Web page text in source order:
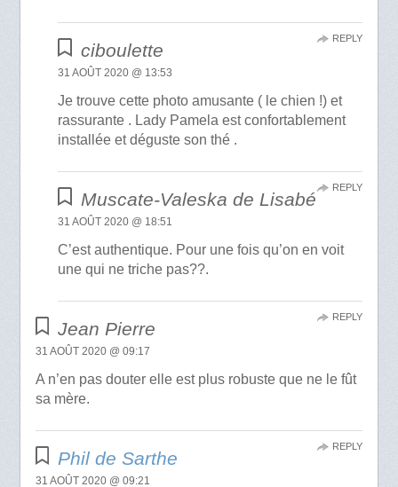
ciboulette
31 AOÛT 2020 @ 13:53
Je trouve cette photo amusante ( le chien !) et
rassurante . Lady Pamela est confortablement
installée et déguste son thé .
REPLY
Muscate-Valeska de Lisabé
31 AOÛT 2020 @ 18:51
C’est authentique. Pour une fois qu’on en voit
une qui ne triche pas??.
REPLY
Jean Pierre
31 AOÛT 2020 @ 09:17
A n’en pas douter elle est plus robuste que ne le fût
sa mère.
REPLY
Phil de Sarthe
31 AOÛT 2020 @ 09:21
REPLY